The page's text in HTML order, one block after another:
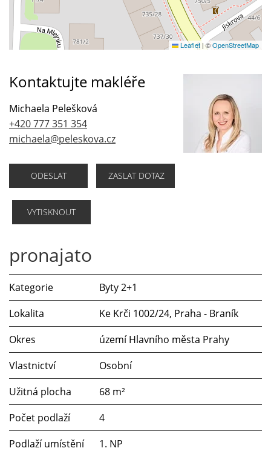
Leaflet |©OpenStreetMap
Kontaktujte makléře
Michaela Pelešková
+420 777 351 354
michaela@peleskova.cz
ODESLAT ZASLAT DOTAZ
VYTISKNOUT
pronajato
Kategorie
Byty 2+1
Lokalita
Ke Krči 1002/24, Praha - Braník
Okres
území Hlavního města Prahy
Vlastnictví
Osobní
Užitná plocha
68 m²
Počet podlaží
4
Podlaží umístění
1. NP